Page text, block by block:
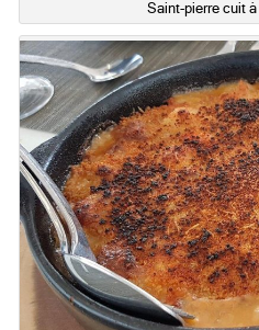
Saint-pierre cuit